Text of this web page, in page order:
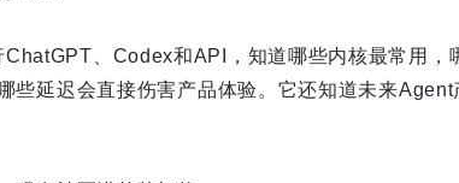
、Codex和API，知道哪些内核最常用，
些延迟会直接伤害产品体验。它还知道未来